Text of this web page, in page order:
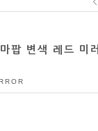
팝 변색 레드 미